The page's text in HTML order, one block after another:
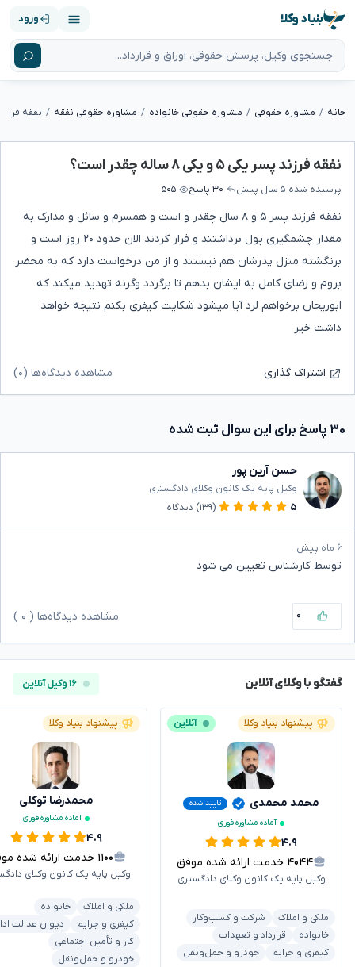
بنیاد وکلا ورود
خانه مشاوره حقوقی مشاوره حقوقی خانواده مشاوره حقوقی نفقه نفقه فرزند پسر یکی ۵
نفقه فرزند پسر یکی ۵ و یکی ۸ ساله چقدر است؟
پرسیده شده ۵ سال پیش ۳۰ پاسخ ۵۰۵
نفقه فرزند پسر ۵ و ۸ سال چقدر و است و همسرم و سائل و مدارک به
مقدار چشمگیری پول برداشتند و فرار کردند الان حدود ۲۰ روز است و
برنگشته منزل پدرشان هم نیستند و از من درخواست دارد که به محضر
بروم و رضای کامل به ایشان بدهم تا برگردد وگرنه تهدید میکند که
ابوریحان برخواهم لرد آیا میشود شکایت کیفری بکنم نتیجه خواهد
داشت خیر
اشتراک گذاری مشاهده دیدگاه‌ها (۰)
۳۰ پاسخ برای این سوال ثبت شده
حسن آرین پور
وکیل پایه یک کانون وکلای دادگستری
۵
(۱۳۹) دیدگاه
۶ ماه پیش
توسط کارشناس تعیین می شود
۰ مشاهده دیدگاه‌ها ( ۰
گفتگو با وکلای آنلاین ۱۶ وکیل آنلاین
پیشنهاد بنیاد وکلا آنلاین
محمد محمدی
تایید شده
آماده مشاوره فوری
۴.۹
۴۰۴۴ خدمت ارائه شده موفق
وکیل پایه یک کانون وکلای دادگستری
ملکی و املاک
شرکت و کسب‌وکار
خانواده
قرارداد و تعهدات
کیفری و جرایم
خودرو و حمل‌ونقل
پیشنهاد بنیاد وکلا
محمدرضا توکلی
آماده مشاوره فوری
۴.۹
۱۱۰۰ خدمت ارائه شده موفق
وکیل پایه یک کانون وکلای
ملکی و املاک
خانواده
کیفری و جرایم
دیوان عدالت
کار و تأمین اجتماعی
خودرو و حمل‌ونقل